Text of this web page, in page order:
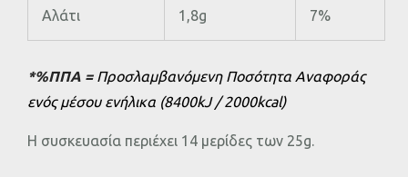
Αλάτι 1,8g 7%
*%ΠΠΑ = Προσλαμβανόμενη Ποσότητα Αναφοράς
ενός μέσου ενήλικα (8400kJ / 2000kcal)
H συσκευασία περιέχει 14 μερίδες των 25g.